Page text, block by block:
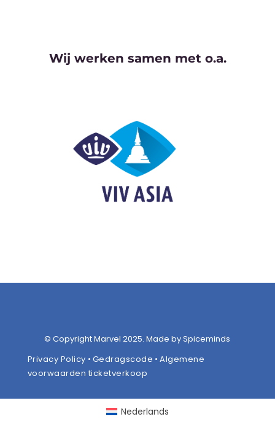
Wij werken samen met o.a.
© Copyright Marvel 2025. Made by Spiceminds
Privacy Policy • Gedragscode • Algemene
voorwaarden ticketverkoop
Nederlands